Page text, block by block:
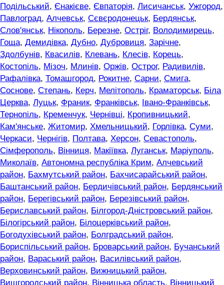
Подільський, Єнакієве, Євпаторія, Лисичанськ, Ужгород,
Павлоград, Алчевськ, Сєвєродонецьк, Бердянськ,
Слов'янськ, Нікополь, Березне, Остріг, Володимирець,
Гоща, Демидівка, Дубно, Дубровиця, Зарічне,
Здолбунів, Квасилів, Клевань, Клесів, Корець,
Костопіль, Мізоч, Млинів, Оржів, Острог, Радивилів,
Рафалівка, Томашгород, Рокитне, Сарни, Смига,
Соснове, Степань, Керч, Мелітополь, Краматорськ, Біла
Церква, Луцьк, Франик, Франківськ, Івано-Франківськ,
Тернопіль, Кременчук, Чернівці, Кропивницький,
Кам'янське, Житомир, Хмельницький, Горлівка, Суми,
Черкаси, Чернігів, Полтава, Херсон, Севастополь,
Сімферополь, Вінниця, Макіївка, Луганськ, Маріуполь,
Миколаїв, Автономна республіка Крим, Алчевський
район, Бахмутський район, Бахчисарайський район,
Баштанський район, Бердичівський район, Бердянський
район, Берегівський район, Березівський район,
Бериславський район, Білгород-Дністровський район,
Білогірський район, Білоцерківський район,
Богодухівський район, Болградський район,
Бориспільський район, Броварський район, Бучанський
район, Вараський район, Василівський район,
Верховинський район, Вижницький район,
Вишгородський район, Вінницька область, Вінницький